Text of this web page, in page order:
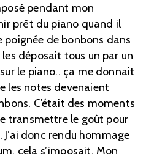
pendant mon
prêt du piano quand il
de bonbons dans
déposait tous un par un
le piano.. ça me donnait
les notes devenaient
C’était des moments
transmettre le goût pour
donc rendu hommage
cela s’imposait. Mon